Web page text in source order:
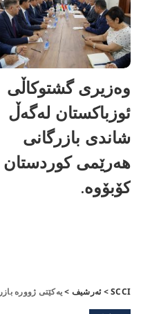
وەزیری گشتوکاڵی
ئوزباکستان لەگەڵ
شاندی بازرگانی
هەرێمی کوردستان
کۆبۆوە.
SCCI
>ئەرشیف >یەكێتی ژوورە